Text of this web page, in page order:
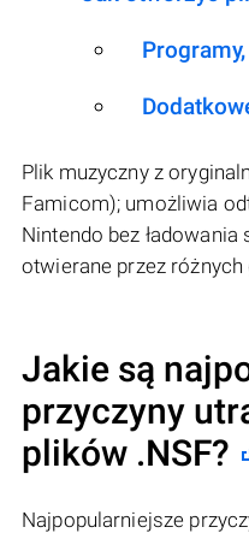
Plik muzyczny z
Famicom); umożliwia
Nintendo bez ładowania
otwierane przez różnych
Jakie są
przyczyny
plików .NSF?
Najpopularniejsze